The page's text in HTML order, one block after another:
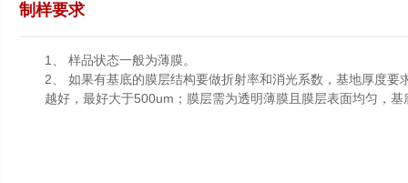
制样要求
1、 样品状态一般为薄膜。
2、
如果有基底的膜层结构要做折射率和消光系数，基地厚度要
越好，最好大于500um ；膜层需为透明薄膜且膜层表面均匀，